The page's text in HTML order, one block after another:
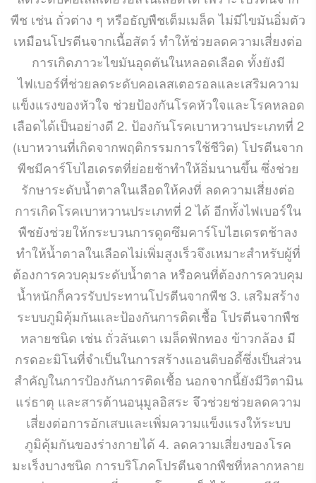
พืช เช่น ถั่วต่าง ๆ หรือธัญพืชเต็มเมล็ด ไม่มีไขมันอิ่มตัว
เหมือนโปรตีนจากเนื้อสัตว์ ทำให้ช่วยลดความเสี่ยงต่อ
การเกิดภาวะไขมันอุดตันในหลอดเลือด ทั้งยังมี
ไฟเบอร์ที่ช่วยลดระดับคอเลสเตอรอลและเสริมความ
แข็งแรงของหัวใจ ช่วยป้องกันโรคหัวใจและโรคหลอด
เลือดได้เป็นอย่างดี 2. ป้องกันโรคเบาหวานประเภทที่ 2
(เบาหวานที่เกิดจากพฤติกรรมการใช้ชีวิต) โปรตีนจาก
พืชมีคาร์โบไฮเดรตที่ย่อยช้าทำให้อิ่มนานขึ้น ซึ่งช่วย
รักษาระดับน้ำตาลในเลือดให้คงที่ ลดความเสี่ยงต่อ
การเกิดโรคเบาหวานประเภทที่ 2 ได้ อีกทั้งไฟเบอร์ใน
พืชยังช่วยให้กระบวนการดูดซึมคาร์โบไฮเดรตช้าลง
ทำให้น้ำตาลในเลือดไม่เพิ่มสูงเร็วจึงเหมาะสำหรับผู้ที่
ต้องการควบคุมระดับน้ำตาล หรือคนที่ต้องการควบคุม
น้ำหนักก็ควรรับประทานโปรตีนจากพืช 3. เสริมสร้าง
ระบบภูมิคุ้มกันและป้องกันการติดเชื้อ โปรตีนจากพืช
หลายชนิด เช่น ถั่วลันเตา เมล็ดฟักทอง ข้าวกล้อง มี
กรดอะมิโนที่จำเป็นในการสร้างแอนติบอดี้ซึ่งเป็นส่วน
สำคัญในการป้องกันการติดเชื้อ นอกจากนี้ยังมีวิตามิน
แร่ธาตุ และสารต้านอนุมูลอิสระ จึวช่วยช่วยลดความ
เสี่ยงต่อการอักเสบและเพิ่มความแข็งแรงให้ระบบ
ภูมิคุ้มกันของร่างกายได้ 4. ลดความเสี่ยงของโรค
มะเร็งบางชนิด การบริโภคโปรตีนจากพืชที่หลากหลาย